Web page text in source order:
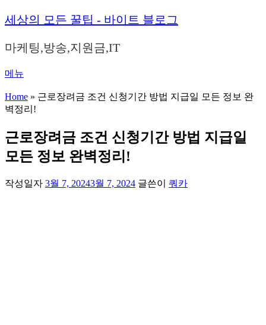
내
으
로
로
가
기
세상의 모든 꿀팁 - 바이트 블로그
마케팅,방송,지원금,IT
메뉴
Home » 근로장려금 조건 신청기간 방법 지급일 모든 정보 완
벽정리!
근로장려금 조건 신청기간 방법 지급일
모든 정보 완벽정리!
작성일자 3월 7, 20243월 7, 2024 글쓴이 쿼카